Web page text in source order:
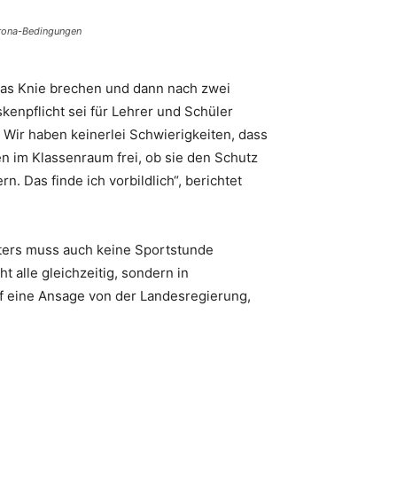
Bedingungen
Knie brechen und dann nach zwei
sei für Lehrer und Schüler
haben keinerlei Schwierigkeiten, dass
im Klassenraum frei, ob sie den Schutz
Das finde ich vorbildlich“, berichtet
muss auch keine Sportstunde
alle gleichzeitig, sondern in
Ansage von der Landesregierung,